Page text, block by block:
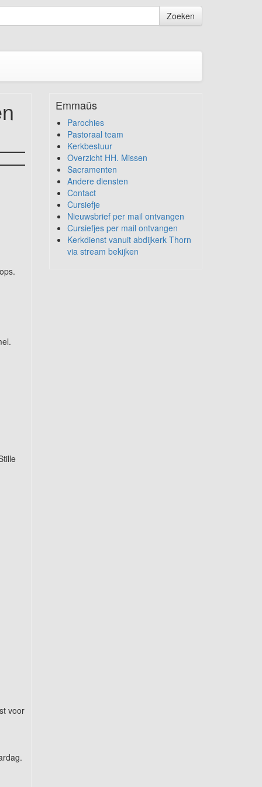
Zoeken
voor
Emmaüs
Parochies
Pastoraal team
Kerkbestuur
Overzicht HH. Missen
Sacramenten
Andere diensten
Contact
Cursiefje
Nieuwsbrief per mail ontvangen
Cursiefjes per mail ontvangen
Kerkdienst vanuit abdijkerk Thorn
via stream bekijken